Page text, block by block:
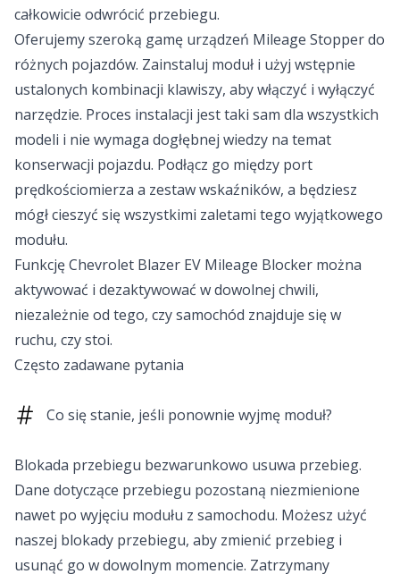
całkowicie odwrócić przebiegu.
Oferujemy szeroką gamę urządzeń Mileage Stopper do
różnych pojazdów. Zainstaluj moduł i użyj wstępnie
ustalonych kombinacji klawiszy, aby włączyć i wyłączyć
narzędzie. Proces instalacji jest taki sam dla wszystkich
modeli i nie wymaga dogłębnej wiedzy na temat
konserwacji pojazdu. Podłącz go między port
prędkościomierza a zestaw wskaźników, a będziesz
mógł cieszyć się wszystkimi zaletami tego wyjątkowego
modułu.
Funkcję Chevrolet Blazer EV Mileage Blocker można
aktywować i dezaktywować w dowolnej chwili,
niezależnie od tego, czy samochód znajduje się w
ruchu, czy stoi.
Często zadawane pytania
Co się stanie, jeśli ponownie wyjmę moduł?
Blokada przebiegu bezwarunkowo usuwa przebieg.
Dane dotyczące przebiegu pozostaną niezmienione
nawet po wyjęciu modułu z samochodu. Możesz użyć
naszej blokady przebiegu, aby zmienić przebieg i
usunąć go w dowolnym momencie. Zatrzymany